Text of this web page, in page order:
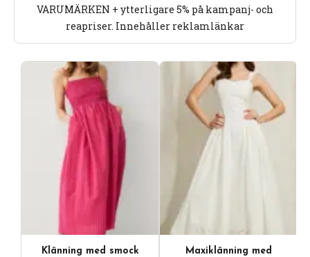
VARUMÄRKEN + ytterligare 5% på kampanj- och
reapriser. Innehåller reklamlänkar
Klänning med smock
Maxiklänning med